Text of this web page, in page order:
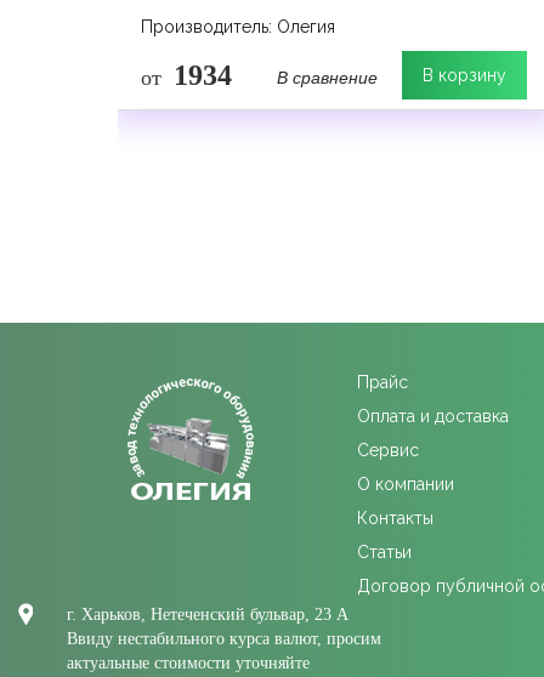
Производитель: Олегия
от 1934 В корзину
В сравнение
Прайс
Оплата и доставка
Сервис
О компании
Контакты
Статьи
Договор публичной
г. Харьков, Нетеченский бульвар, 23 А
Ввиду нестабильного курса валют, просим
актуальные стоимости уточняйте